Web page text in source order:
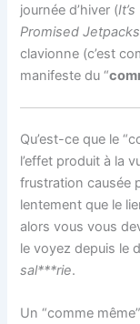
journée d’hiver (
Promised Jetpacks
clavionne (c’est
manifeste du “
Qu’est-ce que le
l’effet produit à la
frustration causée
lentement que le
alors vous vous
le voyez depuis le
sal***rie.
Un “comme